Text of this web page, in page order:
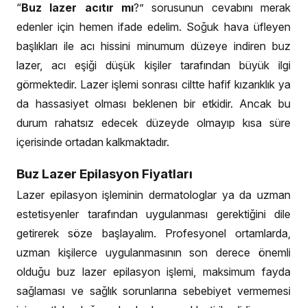
“Buz lazer acıtır mı?” sorusunun cevabını merak
edenler için hemen ifade edelim. Soğuk hava üfleyen
başlıkları ile acı hissini minumum düzeye indiren buz
lazer, acı eşiği düşük kişiler tarafından büyük ilgi
görmektedir. Lazer işlemi sonrası ciltte hafif kızarıklık ya
da hassasiyet olması beklenen bir etkidir. Ancak bu
durum rahatsız edecek düzeyde olmayıp kısa süre
içerisinde ortadan kalkmaktadır.
Buz Lazer Epilasyon Fiyatları
Lazer epilasyon işleminin dermatologlar ya da uzman
estetisyenler tarafından uygulanması gerektiğini dile
getirerek söze başlayalım. Profesyonel ortamlarda,
uzman kişilerce uygulanmasının son derece önemli
olduğu buz lazer epilasyon işlemi, maksimum fayda
sağlaması ve sağlık sorunlarına sebebiyet vermemesi